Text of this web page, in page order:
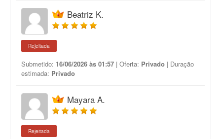
Beatriz K.
Rejeitada
Submetido: 16/06/2026 às 01:57 | Oferta: Privado | Duração
estimada: Privado
Mayara A.
Rejeitada